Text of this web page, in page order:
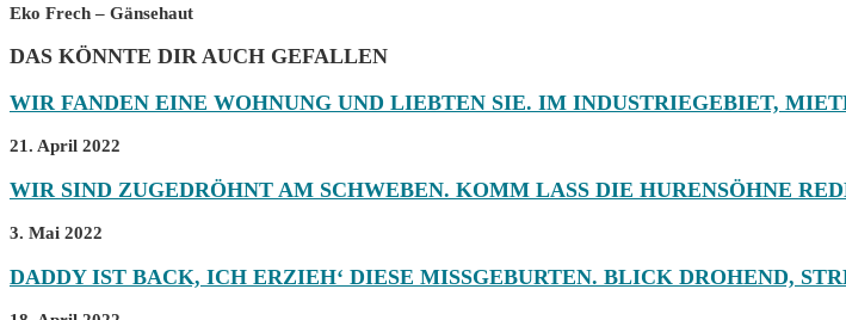
Eko Frech – Gänsehaut
DAS KÖNNTE DIR AUCH GEFALLEN
WIR FANDEN EINE WOHNUNG UND LIEBTEN SIE. IM INDUSTRIEGEBIET,
21. April 2022
WIR SIND ZUGEDRÖHNT AM SCHWEBEN. KOMM LASS DIE HURENSÖHNE
3. Mai 2022
DADDY IST BACK, ICH ERZIEH‘ DIESE MISSGEBURTEN. BLICK DROHEND,